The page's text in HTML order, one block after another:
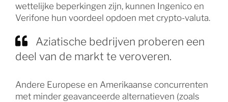
wettelijke beperkingen zijn, kunnen Ingenico en
Verifone hun voordeel opdoen met crypto-valuta.
Aziatische bedrijven proberen een
deel van de markt te veroveren.
Andere Europese en Amerikaanse concurrenten
met minder geavanceerde alternatieven (zoals